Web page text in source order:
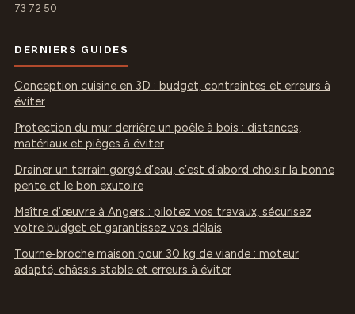
73 72 50
DERNIERS GUIDES
Conception cuisine en 3D : budget, contraintes et erreurs à
éviter
Protection du mur derrière un poêle à bois : distances,
matériaux et pièges à éviter
Drainer un terrain gorgé d’eau, c’est d’abord choisir la bonne
pente et le bon exutoire
Maître d’œuvre à Angers : pilotez vos travaux, sécurisez
votre budget et garantissez vos délais
Tourne-broche maison pour 30 kg de viande : moteur
adapté, châssis stable et erreurs à éviter